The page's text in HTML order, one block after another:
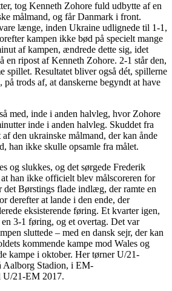
tog Kenneth Zohore fuld udbytte af en
målmand, og får Danmark i front.
længe, inden Ukraine udlignede til 1-1,
kampen ikke bød på specielt mange
af kampen, ændrede dette sig, idet
en ripost af Kenneth Zohore. 2-1 står den,
spillet. Resultatet bliver også dét, spillerne
trods af, at danskerne begyndt at have
med, inde i anden halvleg, hvor Zohore
inde i anden halvleg. Skuddet fra
den ukrainske målmand, der kan ånde
han ikke skulle opsamle fra målet.
og slukkes, og det sørgede Frederik
han ikke officielt blev målscoreren for
det Børstings flade indlæg, der ramte en
derefter at lande i den ende, der
eksisterende føring. Et kvarter igen,
3-1 føring, og et overtag. Det var
sluttede – med en dansk sejr, der kan
kommende kampe mod Wales og
kampe i oktober. Her tørner U/21-
Aalborg Stadion, i EM-
U/21-EM 2017.